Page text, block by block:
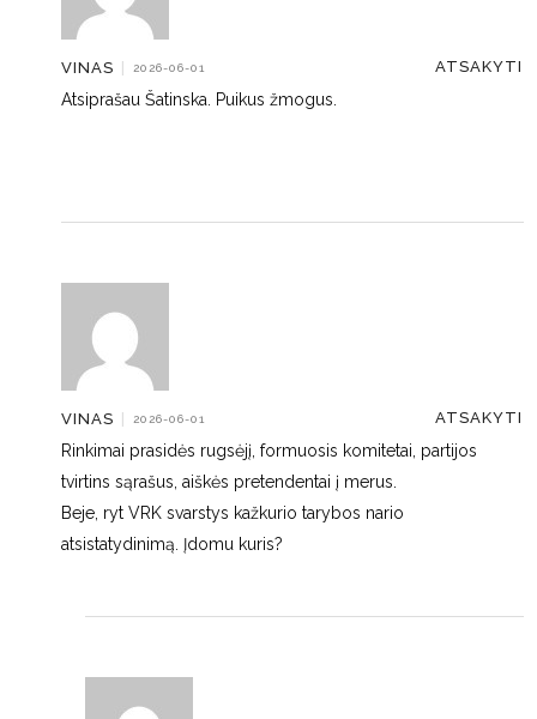
VINAS | 2026-06-01 ATSAKYTI
Atsiprašau Šatinska. Puikus žmogus.
VINAS | 2026-06-01 ATSAKYTI
Rinkimai prasidės rugsėjį, formuosis komitetai, partijos
tvirtins sąrašus, aiškės pretendentai į merus.
Beje, ryt VRK svarstys kažkurio tarybos nario
atsistatydinimą. Įdomu kuris?